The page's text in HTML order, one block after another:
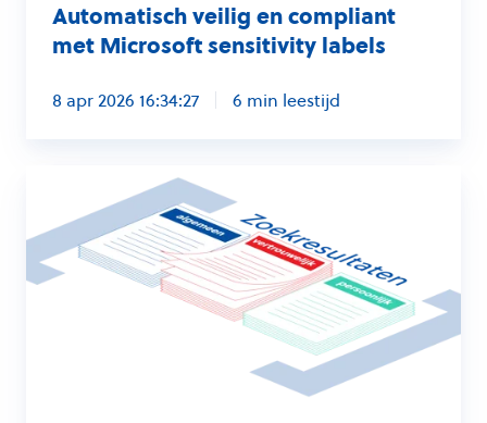
Automatisch veilig en compliant
met Microsoft sensitivity labels
8 apr 2026 16:34:27 6 min leestijd
veilig,
maar